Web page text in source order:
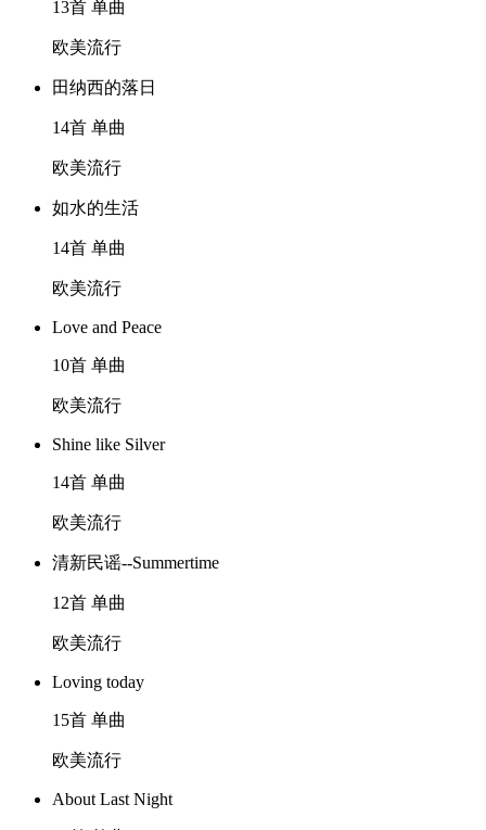
13首 单曲
欧美流行
田纳西的落日
14首 单曲
欧美流行
如水的生活
14首 单曲
欧美流行
Love and Peace
10首 单曲
欧美流行
Shine like Silver
14首 单曲
欧美流行
清新民谣--Summertime
12首 单曲
欧美流行
Loving today
15首 单曲
欧美流行
About Last Night